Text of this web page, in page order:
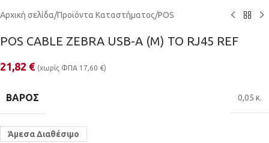
Αρχική σελίδα/Προϊόντα Καταστήματος/POS
POS CABLE ZEBRA USB-A (M) TO RJ45 REF
21,82 € (χωρίς ΦΠΑ 17,60 €)
ΒΆΡΟΣ 0,05 κ.
Άμεσα Διαθέσιμο